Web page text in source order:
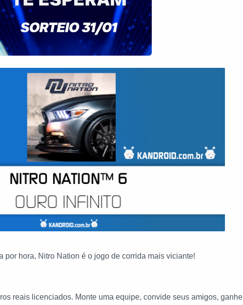
por hora, Nitro Nation é o jogo de corrida mais viciante!
reais licenciados. Monte uma equipe, convide seus amigos, ganhe